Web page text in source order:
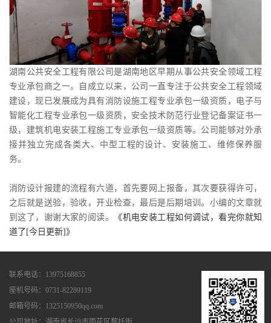
湖南公共安全工程有限公司是湖南地区早期从事公共安全领域工程
专业承包商之一。自成立以来，公司一直专注于公共安全工程领域
建设，现已发展成为具有消防设施工程专业承包一级资质，电子与
智能化工程专业承包一级资质，安全技术防范行业登记备案证书一
级，建筑机电安装工程施工专业承包一级资质等。公司能够对外承
接并独立完成各类大、中型工程的设计、安装施工、维修保养服
务。
消防设计报建的流程有六道，首先要网上报备，其次要获得许可，
之后就是送验，验收，开业检查，最后是后期培训。小编的文章就
到这了，谢谢大家的阅读。
《机电安装工程如何调试，看完你就知
道了[今日更新]》
联系电话：13975168855
座机号码：0731-82289119
邮箱号码：1325150950qq.com